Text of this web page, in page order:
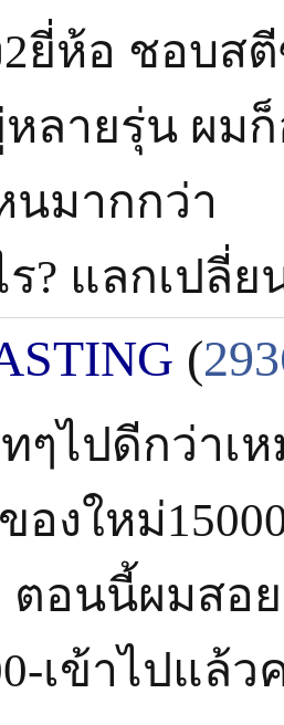
ยี่ห้อ ชอบส
ลายรุ่น ผม
มากกว่า
ร? แลกเปลี่
(
ทๆไปดีกว่าเ
องใหม่
ตอนนี้ผมสอ
เข้าไปแล้